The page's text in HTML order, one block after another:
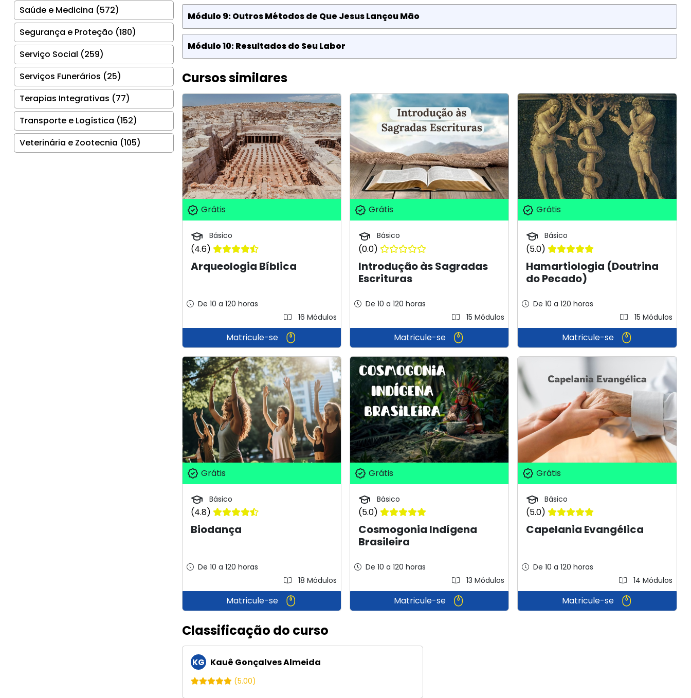
Saúde e Medicina (572)
Segurança e Proteção (180)
Serviço Social (259)
Serviços Funerários (25)
Terapias Integrativas (77)
Transporte e Logística (152)
Veterinária e Zootecnia (105)
Módulo 9: Outros Métodos de Que Jesus Lançou Mão
Módulo 10: Resultados do Seu Labor
Cursos similares
Grátis
Básico
(4.6)
Arqueologia Bíblica
De 10 a 120 horas
16 Módulos
Matricule-se
Grátis
Básico
(0.0)
Introdução às Sagradas
Escrituras
De 10 a 120 horas
15 Módulos
Matricule-se
Grátis
Básico
(5.0)
Hamartiologia (Doutrina
do Pecado)
De 10 a 120 horas
15 Módulos
Matricule-se
Grátis
Básico
(4.8)
Biodança
De 10 a 120 horas
18 Módulos
Matricule-se
Grátis
Básico
(5.0)
Cosmogonia Indígena
Brasileira
De 10 a 120 horas
13 Módulos
Matricule-se
Grátis
Básico
(5.0)
Capelania Evangélica
De 10 a 120 horas
14 Módulos
Matricule-se
Classificação do curso
KG Kauê Gonçalves Almeida
(5.00)